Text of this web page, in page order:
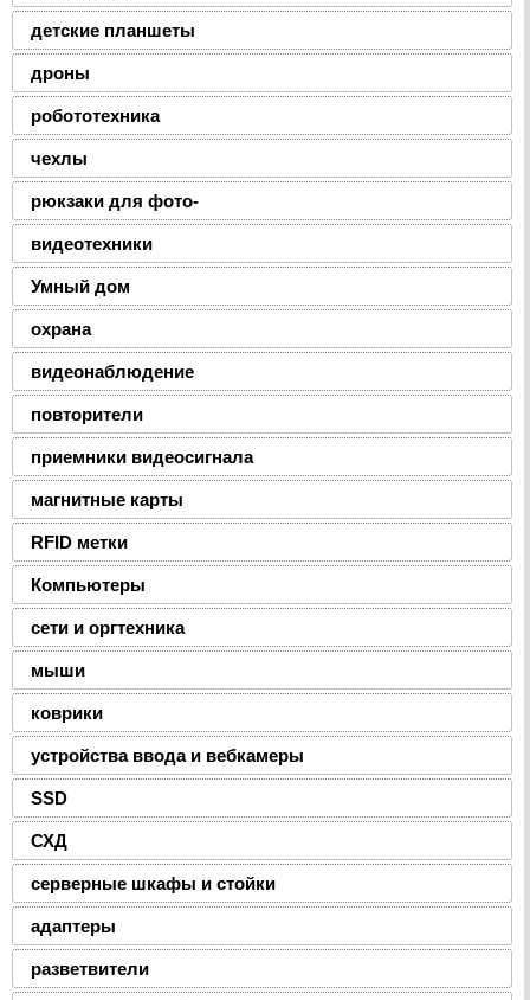
детские планшеты
дроны
робототехника
чехлы
рюкзаки для фото-
видеотехники
Умный дом
охрана
видеонаблюдение
повторители
приемники видеосигнала
магнитные карты
RFID метки
Компьютеры
сети и оргтехника
мыши
коврики
устройства ввода и вебкамеры
SSD
СХД
серверные шкафы и стойки
адаптеры
разветвители